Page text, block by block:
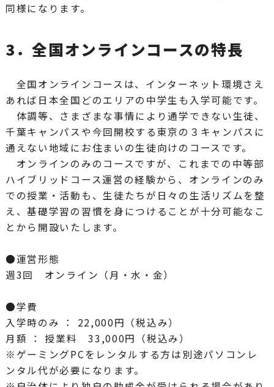
同様になります。
3．全国オンラインコースの特長
全国オンラインコースは、インターネット環境さえ
あれば日本全国どのエリアの中学生も入学可能です。
体調等、さまざまな事情により通学できない生徒、
千葉キャンパスや今回開校する東京の３キャンパスに
通えない地域にお住まいの生徒向けのコースです。
オンラインのみのコースですが、これまでの中等部
ハイブリッドコース運営の経験から、オンラインのみ
での授業・活動も、生徒たちが日々の生活リズムを整
え、基礎学習の習慣を身につけることが十分可能なこ
とから開設いたします。
●運営形態
週3回 オンライン（月・水・金）
●学費
入学時のみ ： 22,000円（税込み）
月額 ： 授業料 33,000円（税込み）
※ゲーミングPCをレンタルする方は別途パソコンレ
ンタル代が必要になります。